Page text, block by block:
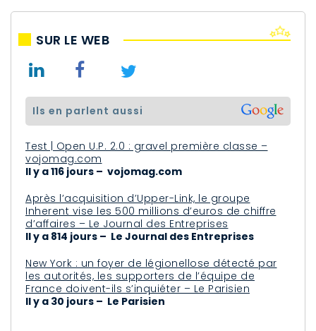
SUR LE WEB
ils en parlent aussi
Test | Open U.P. 2.0 : gravel première classe –
vojomag.com
Il y a 116 jours – vojomag.com
Après l’acquisition d’Upper-Link, le groupe
Inherent vise les 500 millions d’euros de chiffre
d’affaires – Le Journal des Entreprises
Il y a 814 jours – Le Journal des Entreprises
New York : un foyer de légionellose détecté par
les autorités, les supporters de l’équipe de
France doivent-ils s’inquiéter – Le Parisien
Il y a 30 jours – Le Parisien